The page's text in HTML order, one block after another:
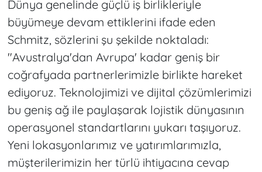
Dünya genelinde güçlü iş birlikleriyle
büyümeye devam ettiklerini ifade eden
Schmitz, sözlerini şu şekilde noktaladı:
"Avustralya'dan Avrupa' kadar geniş bir
coğrafyada partnerlerimizle birlikte hareket
ediyoruz. Teknolojimizi ve dijital çözümlerimizi
bu geniş ağ ile paylaşarak lojistik dünyasının
operasyonel standartlarını yukarı taşıyoruz.
Yeni lokasyonlarımız ve yatırımlarımızla,
müşterilerimizin her türlü ihtiyacına cevap